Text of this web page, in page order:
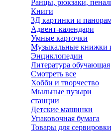
Ранцы, рюкзаки,
Книги
3Д картинки и
Адвент-календари
Умные карточки
Музыкальные книжки
Энциклопедии
Литература обучающая
Смотреть все
Хобби и творчество
Мыльные пузыри
станции
Детские машинки
Упаковочная бумага
Товары для